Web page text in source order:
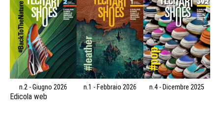
n.2 - Giugno 2026 n.1 - Febbraio 2026 n.4 - Dicembre 2025
Edicola web